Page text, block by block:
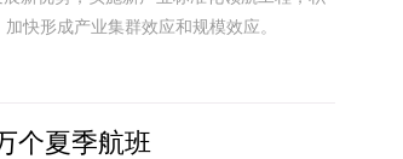
快形成产业集群效应和规模效应。
个夏季航班